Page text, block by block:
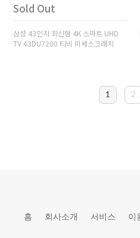
Sold Out
삼성 43인치 최신형 4K 스마트 UHD
TV 43DU7200 티비 미세스크래치
1 2
홈 회사소개 서비스 이